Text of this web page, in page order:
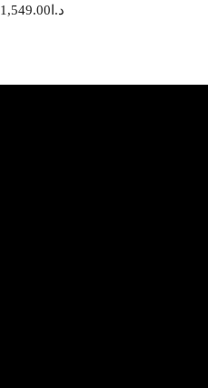
د.ا 1,549.00